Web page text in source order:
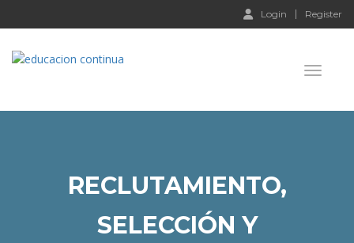
Login Register
Toggle
RECLUTAMIENTO,
SELECCIÓN Y